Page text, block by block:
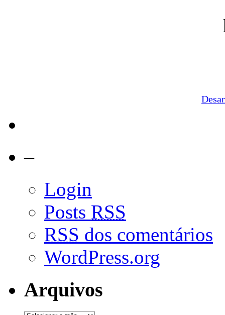
–
Login
Posts RSS
RSS dos comentários
WordPress.org
Arquivos